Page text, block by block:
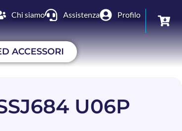
Chi siamo Assistenza Profilo
ACCESSORI
U06P